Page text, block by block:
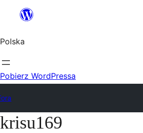
Przejdź
treści
Polska
Pobierz WordPressa
Przejdź
krisu169